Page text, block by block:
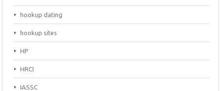
hookup dating
hookup sites
HP
HRCI
IASSC